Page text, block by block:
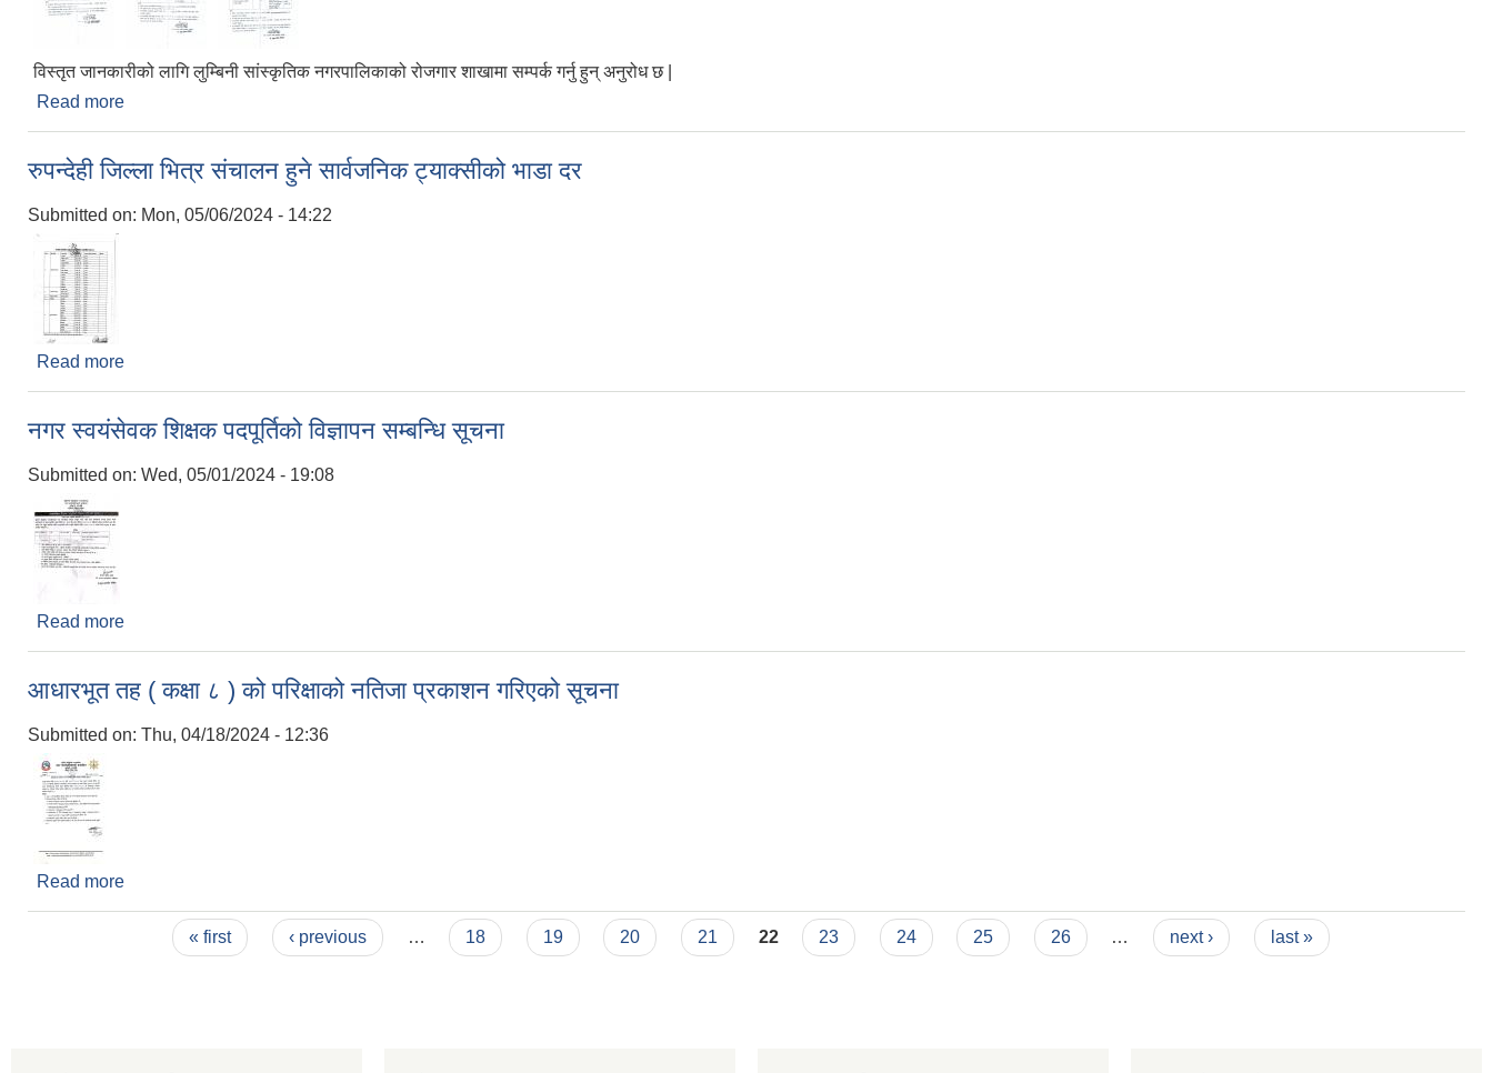
विस्तृत जानकारीको लागि लुम्बिनी सांस्कृतिक नगरपालिकाको रोजगार शाखामा सम्पर्क गर्नु हुन् अनुरोध छ |
Read more
रुपन्देही जिल्ला भित्र संचालन हुने सार्वजनिक ट्याक्सीको भाडा दर
Submitted on: Mon, 05/06/2024 - 14:22
Read more
नगर स्वयंसेवक शिक्षक पदपूर्तिको विज्ञापन सम्बन्धि सूचना
Submitted on: Wed, 05/01/2024 - 19:08
Read more
आधारभूत तह ( कक्षा ८ ) को परिक्षाको नतिजा प्रकाशन गरिएको सूचना
Submitted on: Thu, 04/18/2024 - 12:36
Read more
« first ‹ previous … 18 19 20 21 22 23 24 25 26 … next › last »